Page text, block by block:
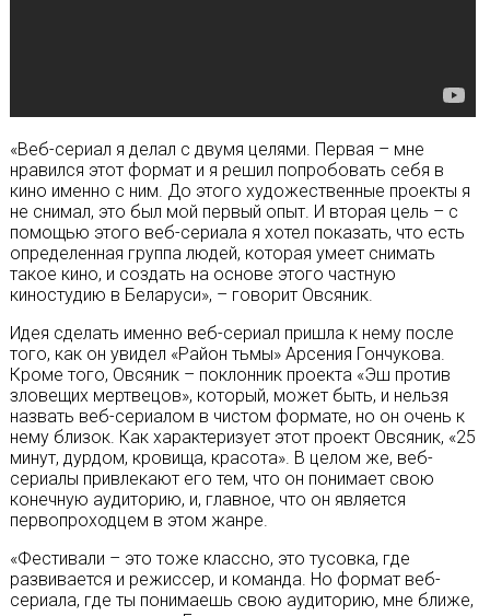
«Веб-сериал я делал с двумя целями. Первая – мне
нравился этот формат и я решил попробовать себя в
кино именно с ним. До этого художественные проекты я
не снимал, это был мой первый опыт. И вторая цель – с
помощью этого веб-сериала я хотел показать, что есть
определенная группа людей, которая умеет снимать
такое кино, и создать на основе этого частную
киностудию в Беларуси», – говорит Овсяник.
Идея сделать именно веб-сериал пришла к нему после
того, как он увидел «Район тьмы» Арсения Гончукова.
Кроме того, Овсяник – поклонник проекта «Эш против
зловещих мертвецов», который, может быть, и нельзя
назвать веб-сериалом в чистом формате, но он очень к
нему близок. Как характеризует этот проект Овсяник, «25
минут, дурдом, кровища, красота». В целом же, веб-
сериалы привлекают его тем, что он понимает свою
конечную аудиторию, и, главное, что он является
первопроходцем в этом жанре.
«Фестивали – это тоже классно, это тусовка, где
развивается и режиссер, и команда. Но формат веб-
сериала, где ты понимаешь свою аудиторию, мне ближе,